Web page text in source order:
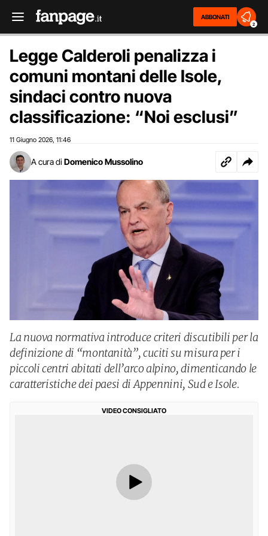
ABBONATI
2
Legge Calderoli penalizza i
comuni montani delle Isole,
sindaci contro nuova
classificazione: “Noi esclusi”
11 Giugno 2026 11:46
A cura di Domenico Mussolino
La nuova normativa introduce criteri discutibili per la
definizione di “montanità”, cuciti su misura per i
piccoli centri abitati dell’arco alpino, dimenticando le
caratteristiche dei paesi di Appennini, Sud e Isole.
VIDEO CONSIGLIATO